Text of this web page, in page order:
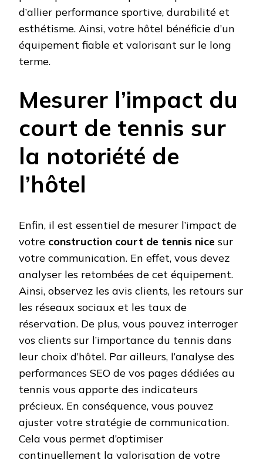
d’allier performance sportive, durabilité et
esthétisme. Ainsi, votre hôtel bénéficie d’un
équipement fiable et valorisant sur le long
terme.
Mesurer l’impact du
court de tennis sur
la notoriété de
l’hôtel
Enfin, il est essentiel de mesurer l’impact de
votre construction court de tennis nice sur
votre communication. En effet, vous devez
analyser les retombées de cet équipement.
Ainsi, observez les avis clients, les retours sur
les réseaux sociaux et les taux de
réservation. De plus, vous pouvez interroger
vos clients sur l’importance du tennis dans
leur choix d’hôtel. Par ailleurs, l’analyse des
performances SEO de vos pages dédiées au
tennis vous apporte des indicateurs
précieux. En conséquence, vous pouvez
ajuster votre stratégie de communication.
Cela vous permet d’optimiser
continuellement la valorisation de votre